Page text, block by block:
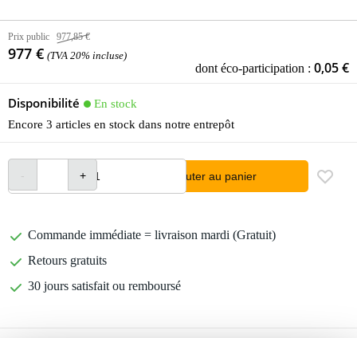
Prix public 977,85 €
977 € (TVA 20% incluse)
dont éco-participation : 0,05 €
Disponibilité
En stock
Encore 3 articles en stock dans notre entrepôt
Ajouter au panier
Commande immédiate = livraison mardi (Gratuit)
Retours gratuits
30 jours satisfait ou remboursé